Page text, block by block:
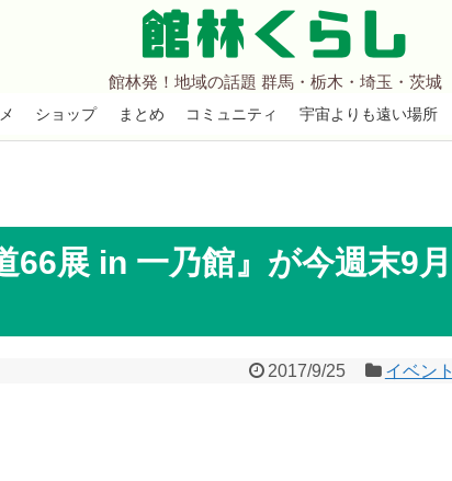
館林くらし
館林発！地域の話題 群馬・栃木・埼玉・茨城
ショップ まとめ コミュニティ 宇宙よりも遠い場所
66展 in 一乃館』が今週末9月
2017/9/25 イベント